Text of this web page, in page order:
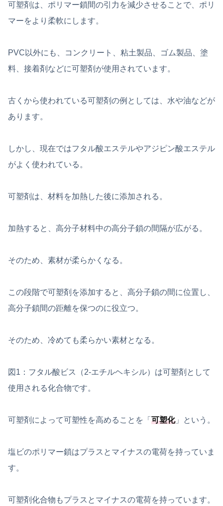
可塑剤は、ポリマー鎖間の引力を減少させることで、ポリ
マーをより柔軟にします。
PVC以外にも、コンクリート、粘土製品、ゴム製品、塗
料、接着剤などに可塑剤が使用されています。
古くから使われている可塑剤の例としては、水や油などが
あります。
しかし、現在ではフタル酸エステルやアジピン酸エステル
がよく使われている。
可塑剤は、材料を加熱した後に添加される。
加熱すると、高分子材料中の高分子鎖の間隔が広がる。
そのため、素材が柔らかくなる。
この段階で可塑剤を添加すると、高分子鎖の間に位置し、
高分子鎖間の距離を保つのに役立つ。
そのため、冷めても柔らかい素材となる。
図1：フタル酸ビス（2-エチルヘキシル）は可塑剤として
使用される化合物です。
可塑剤によって可塑性を高めることを「 可塑化」という。
塩ビのポリマー鎖はプラスとマイナスの電荷を持っていま
す。
可塑剤化合物もプラスとマイナスの電荷を持っています。